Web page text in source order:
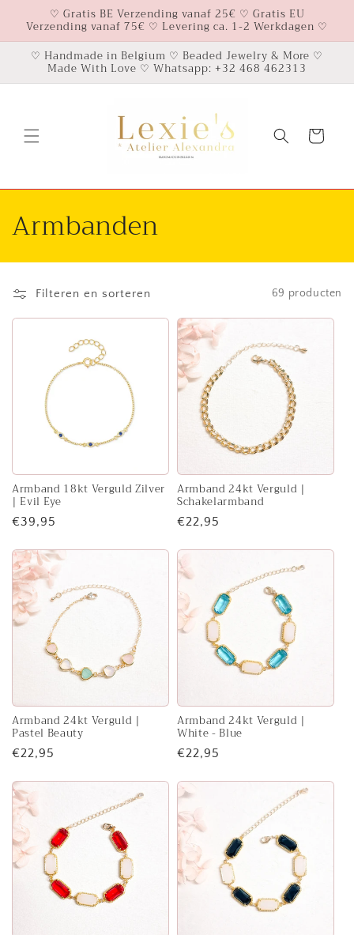
naar de
content
♡ Gratis BE Verzending vanaf 25€ ♡ Gratis EU
Verzending vanaf 75€ ♡ Levering ca. 1-2 Werkdagen ♡
♡ Handmade in Belgium ♡ Beaded Jewelry & More ♡
Made With Love ♡ Whatsapp: +32 468 462313
Winkelwagen
C
o
l
l
e
:
Armbanden
Filteren en sorteren 69 producten
Armband 18kt Verguld Zilver
| Evil Eye
Normale
€39,95
Armband 24kt Verguld |
Schakelarmband
Normale
€22,95
Armband 24kt Verguld |
Pastel Beauty
Normale
€22,95
Armband 24kt Verguld |
White - Blue
Normale
€22,95